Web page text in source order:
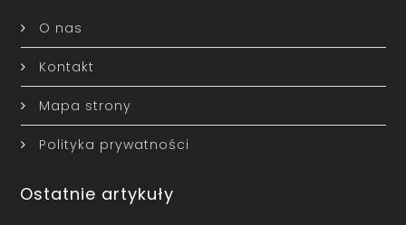
O nas
Kontakt
Mapa strony
Polityka prywatności
Ostatnie artykuły